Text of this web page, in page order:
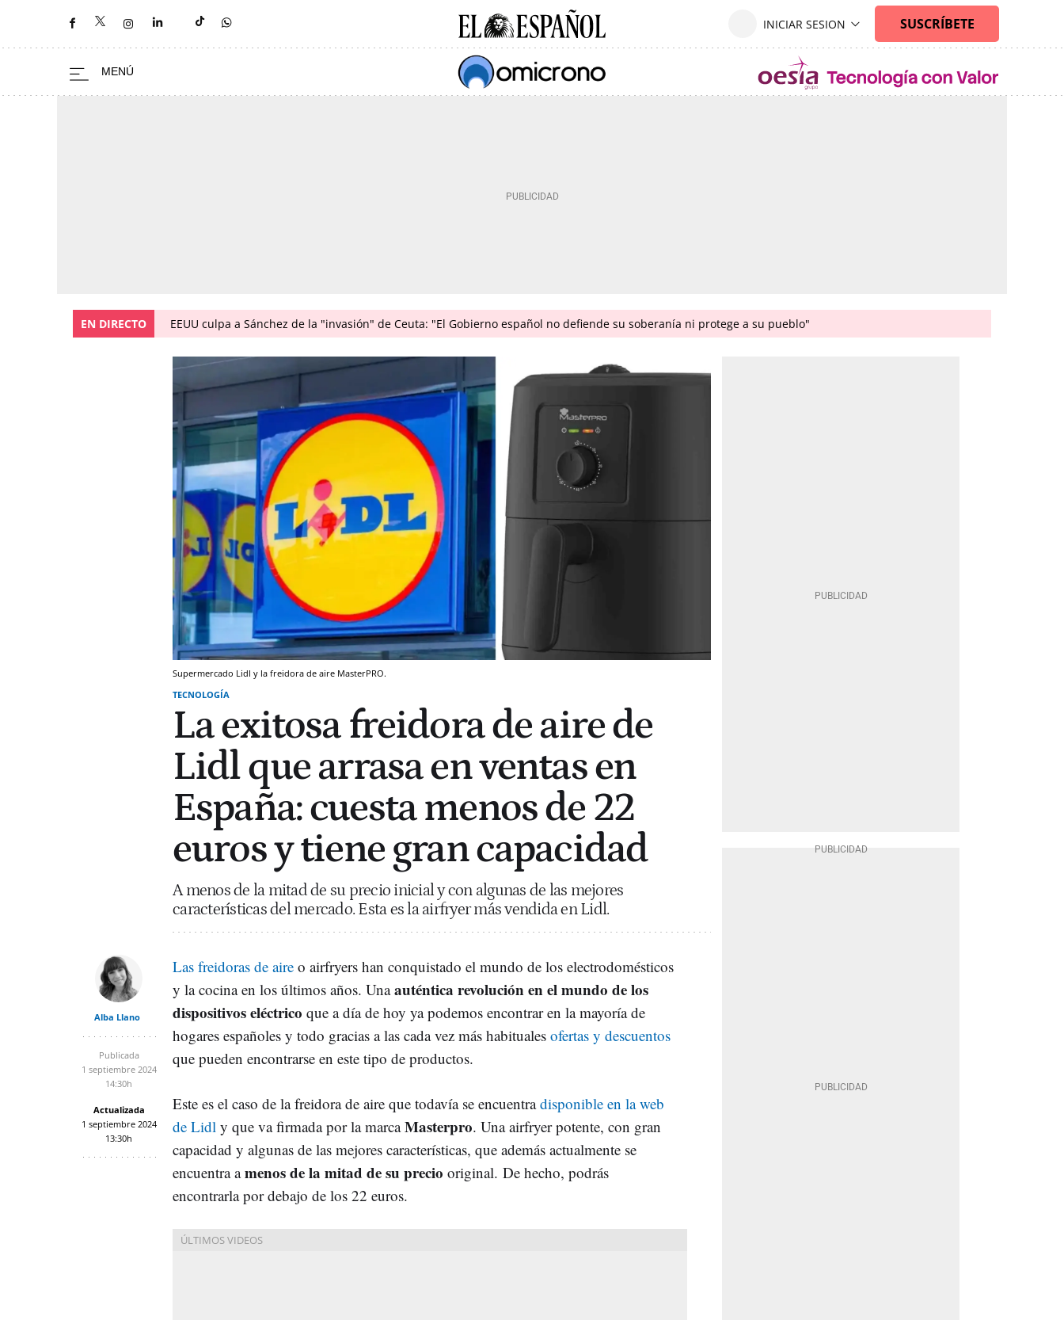
EN DIRECTO EEUU culpa a Sánchez de la "invasión" de Ceuta: "El Gobierno español no defiende su soberanía ni protege a su pueblo"
Supermercado Lidl y la freidora de aire MasterPRO.
TECNOLOGÍA
La exitosa freidora de aire de
Lidl que arrasa en ventas en
España: cuesta menos de 22
euros y tiene gran capacidad
A menos de la mitad de su precio inicial y con algunas de las mejores
características del mercado. Esta es la airfryer más vendida en Lidl.
Alba Llano
Publicada
1 septiembre 2024
14:30h
Actualizada
1 septiembre 2024
13:30h
Las freidoras de aire o airfryers han conquistado el mundo de los electrodomésticos
y la cocina en los últimos años. Unaauténtica revolución en el mundo de los
dispositivos eléctrico que a día de hoy ya podemos encontrar en la mayoría de
hogares españoles y todo gracias a las cada vez más habituales ofertas y descuentos
que pueden encontrarse en este tipo de productos.
Este es el caso de la freidora de aire que todavía se encuentradisponible en la web
de Lidl y que va firmada por la marcaMasterpro. Una airfryer potente, con gran
capacidad y algunas de las mejores características, que además actualmente se
encuentra amenos de la mitad de su precio original. De hecho, podrás
encontrarla por debajo de los 22 euros.